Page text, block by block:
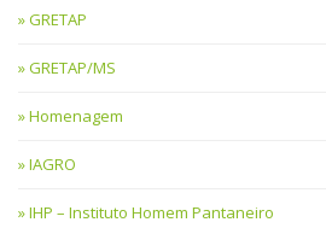
GRETAP
GRETAP/MS
Homenagem
IAGRO
IHP – Instituto Homem Pantaneiro